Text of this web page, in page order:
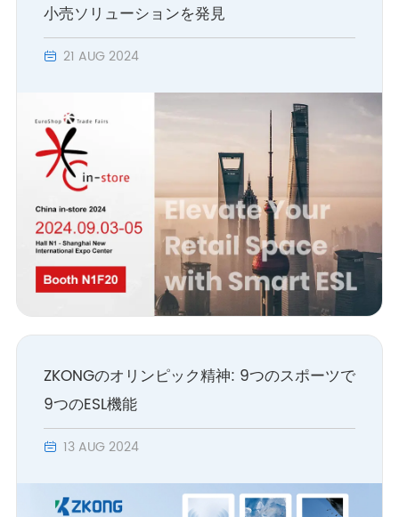
小売ソリューションを発見
 21 AUG 2024
ZKONGのオリンピック精神: 9つのスポーツで
9つのESL機能
 13 AUG 2024